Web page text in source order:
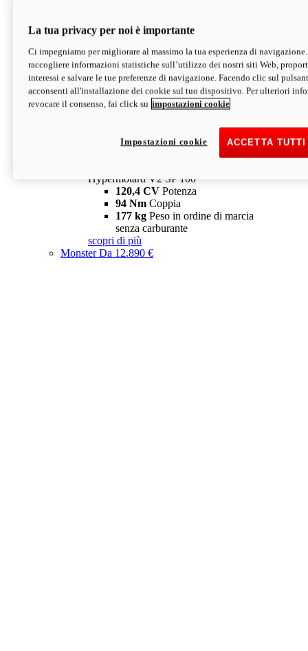
V2 SP
Hypermotard V2 SP
120,4 CVPotenza
94 NmCoppia
177 kgPeso in ordine di marcia
senza carburante
Depotenziata 35 kW: 18.890 € i
configura scopri di più
Hypermotard V2 SP 100
120,4 CV Potenza
94 Nm Coppia
177 kg Peso in ordine di marcia
senza carburante
scopri di più
MonsterDa 12.890 €
La tua privacy per noi è importante
Ci impegniamo per migliorare al massimo la tua esperienza di
raccogliere informazioni statistiche sull’utilizzo dei nostri siti Web,
interessi e salvare le tue preferenze di navigazione. Facendo clic sul
acconsenti all'installazione dei cookie sul tuo dispositivo. Per ulteriori
revocare il consenso, fai click su impostazioni cookie
ACCETTA
Impostazioni cookie